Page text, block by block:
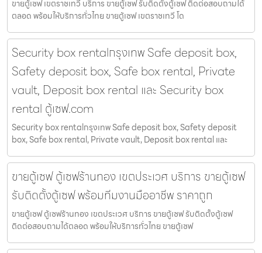
ขายตู้เซฟ เขตราชเทวี บริการ ขายตู้เซฟ รับติดตั้งตู้เซฟ ติดต่อสอบถามได้
ตลอด พร้อมให้บริการทั่วไทย ขายตู้เซฟ เขตราชเทวี โด
Security box rentalกรุงเทพ Safe deposit box,
Safety deposit box, Safe box rental, Private
vault, Deposit box rental และ Security box
rental ตู้เซฟ.com
Security box rentalกรุงเทพ Safe deposit box, Safety deposit
box, Safe box rental, Private vault, Deposit box rental และ
ขายตู้เซฟ ตู้เซฟร้านทอง เขตประเวศ บริการ ขายตู้เซฟ
รับติดตั้งตู้เซฟ พร้อมทีมงานมืออาชีพ ราคาถูก
ขายตู้เซฟ ตู้เซฟร้านทอง เขตประเวศ บริการ ขายตู้เซฟ รับติดตั้งตู้เซฟ
ติดต่อสอบถามได้ตลอด พร้อมให้บริการทั่วไทย ขายตู้เซฟ